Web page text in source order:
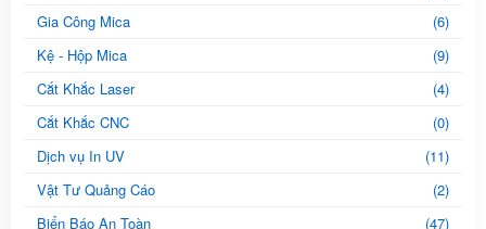
Gia Công Mica
(6)
Kệ - Hộp Mica
(9)
Cắt Khắc Laser
(4)
Cắt Khắc CNC
(0)
Dịch vụ In UV
(11)
Vật Tư Quảng Cáo
(2)
Biển Báo An Toàn
(47)